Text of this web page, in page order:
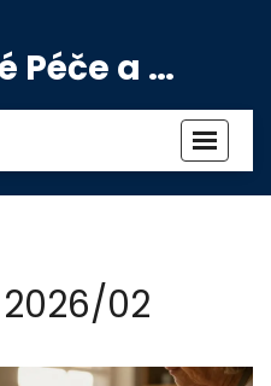
Kosmetické Péče a Výživové Doplňky
02